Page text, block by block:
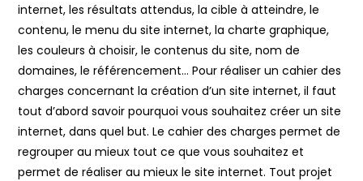
internet, les résultats attendus, la cible à atteindre, le
contenu, le menu du site internet, la charte graphique,
les couleurs à choisir, le contenus du site, nom de
domaines, le référencement… Pour réaliser un cahier des
charges concernant la création d’un site internet, il faut
tout d’abord savoir pourquoi vous souhaitez créer un site
internet, dans quel but. Le cahier des charges permet de
regrouper au mieux tout ce que vous souhaitez et
permet de réaliser au mieux le site internet. Tout projet